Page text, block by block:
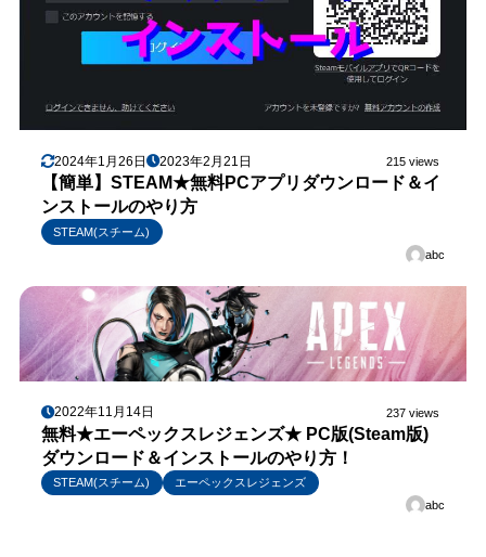
2024年1月26日 2023年2月21日 215 views
【簡単】STEAM★無料PCアプリダウンロード＆イ
ンストールのやり方
STEAM(スチーム)
abc
2022年11月14日 237 views
無料★エーペックスレジェンズ★ PC版(Steam版)
ダウンロード＆インストールのやり方！
STEAM(スチーム)
エーペックスレジェンズ
abc